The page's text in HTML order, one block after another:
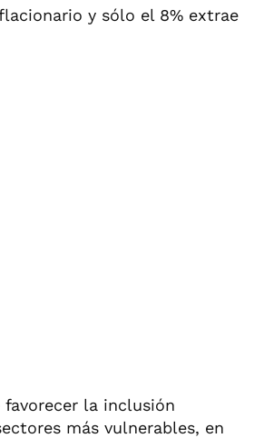
y sólo el 8% extrae
la inclusión
más vulnerables, en